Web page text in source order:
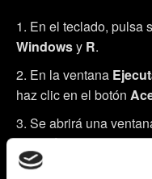
En el teclado, pulsa
Windowsy R.
En la ventana
haz clic en el botón
Se abrirá una
diagnóstico de
pestañas: